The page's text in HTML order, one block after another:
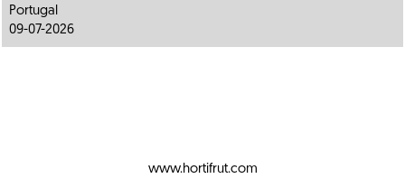
Portugal
09-07-2026
www.hortifrut.com